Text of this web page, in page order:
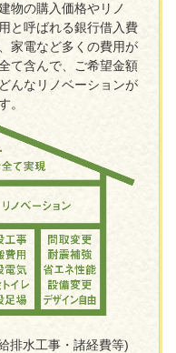
物の購入価格やリノ
と呼ばれる銀行借入費
家電など多くの費用が
て含んで、ご希望金額
んなリノベーションが
。
排水工事・諸経費等)